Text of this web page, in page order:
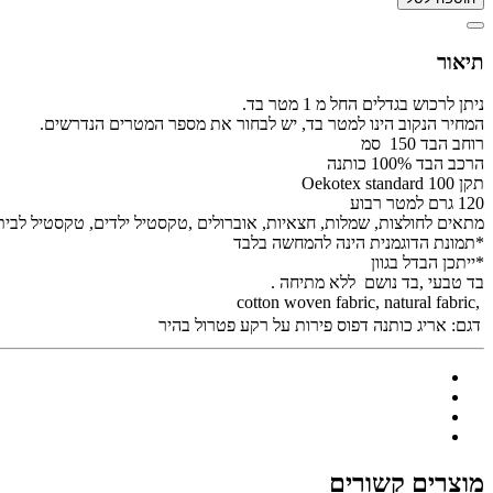
תיאור
ניתן לרכוש בגדלים החל מ 1 מטר בד.
המחיר הנקוב הינו למטר בד, יש לבחור את מספר המטרים הנדרשים.
רוחב הבד 150 סמ
הרכב הבד 100% כותנה
תקן Oekotex standard 100
120 גרם למטר רבוע
מתאים לחולצות, שמלות, חצאיות, אוברולים ,טקסטיל ילדים, טקסטיל
*תמונת הדוגמנית הינה להמחשה בלבד
*ייתכן הבדל בגוון
בד טבעי ,בד נושם ללא מתיחה .
,cotton woven fabric, natural fabric
דגם: אריג כותנה דפוס פירות על רקע פטרול בהיר
מוצרים קשורים